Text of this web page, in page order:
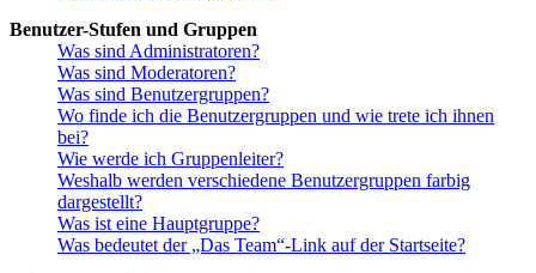
Benutzer-Stufen und Gruppen
Was sind Administratoren?
Was sind Moderatoren?
Was sind Benutzergruppen?
Wo finde ich die Benutzergruppen und wie trete ich ihnen
bei?
Wie werde ich Gruppenleiter?
Weshalb werden verschiedene Benutzergruppen farbig
dargestellt?
Was ist eine Hauptgruppe?
Was bedeutet der „Das Team“-Link auf der Startseite?